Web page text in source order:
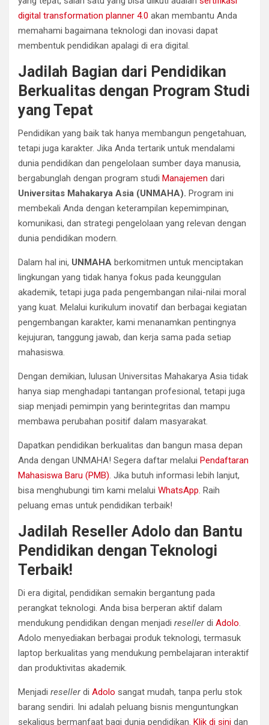
digital transformation planner 4.0 akan membantu Anda
memahami bagaimana teknologi dan inovasi dapat
membentuk pendidikan apalagi di era digital.
Jadilah Bagian dari Pendidikan
Berkualitas dengan Program Studi
yang Tepat
Pendidikan yang baik tak hanya membangun pengetahuan,
tetapi juga karakter. Jika Anda tertarik untuk mendalami
dunia pendidikan dan pengelolaan sumber daya manusia,
bergabunglah dengan program studi Manajemen dari
Universitas Mahakarya Asia (UNMAHA). Program ini
membekali Anda dengan keterampilan kepemimpinan,
komunikasi, dan strategi pengelolaan yang relevan dengan
dunia pendidikan modern.
Dalam hal ini, UNMAHA berkomitmen untuk menciptakan
lingkungan yang tidak hanya fokus pada keunggulan
akademik, tetapi juga pada pengembangan nilai-nilai moral
yang kuat. Melalui kurikulum inovatif dan berbagai kegiatan
pengembangan karakter, kami menanamkan pentingnya
kejujuran, tanggung jawab, dan kerja sama pada setiap
mahasiswa.
Dengan demikian, lulusan Universitas Mahakarya Asia tidak
hanya siap menghadapi tantangan profesional, tetapi juga
siap menjadi pemimpin yang berintegritas dan mampu
membawa perubahan positif dalam masyarakat.
Dapatkan pendidikan berkualitas dan bangun masa depan
Anda dengan UNMAHA! Segera daftar melalui Pendaftaran
Mahasiswa Baru (PMB). Jika butuh informasi lebih lanjut,
bisa menghubungi tim kami melalui WhatsApp. Raih
peluang emas untuk pendidikan terbaik!
Jadilah Reseller Adolo dan Bantu
Pendidikan dengan Teknologi
Terbaik!
Di era digital, pendidikan semakin bergantung pada
perangkat teknologi. Anda bisa berperan aktif dalam
mendukung pendidikan dengan menjadi resellerdi Adolo.
Adolo menyediakan berbagai produk teknologi, termasuk
laptop berkualitas yang mendukung pembelajaran interaktif
dan produktivitas akademik.
Menjadi resellerdi Adolo sangat mudah, tanpa perlu stok
barang sendiri. Ini adalah peluang bisnis menguntungkan
sekaligus bermanfaat bagi dunia pendidikan. Klik di sini dan